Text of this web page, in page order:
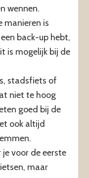
wennen.
manieren is
back-up hebt,
is mogelijk bij de
stadsfiets of
niet te hoog
goed bij de
ook altijd
voor de eerste
maar